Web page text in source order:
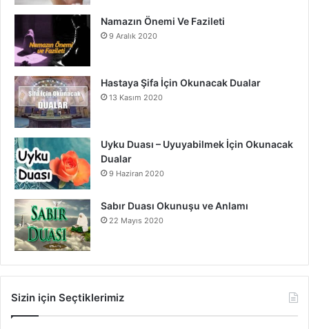
Namazın Önemi Ve Fazileti
9 Aralık 2020
Hastaya Şifa İçin Okunacak Dualar
13 Kasım 2020
Uyku Duası – Uyuyabilmek İçin Okunacak
Dualar
9 Haziran 2020
Sabır Duası Okunuşu ve Anlamı
22 Mayıs 2020
Sizin için Seçtiklerimiz